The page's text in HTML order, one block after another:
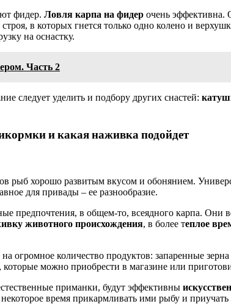
фидер. Ловля карпа на фидер очень эффективна.
в которых гнется только одно колено и
на оснастку.
Часть 2
следует уделить и подбору других снастей:
и какая наживка подойдет
рыб хорошо развитым вкусом и обонянием.
для привады – ее разнообразие.
предпочтения, в общем-то, всеядного карпа. Они
животного происхождения, в более теплое
огромное количество продуктов: запаренные
, которые можно приобрести в магазине или
приманки, будут эффективны
некоторое время прикармливать ими рыбу и